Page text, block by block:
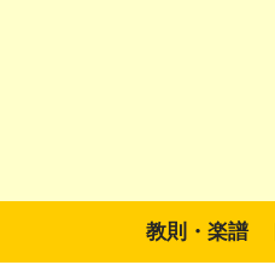
教則・楽譜